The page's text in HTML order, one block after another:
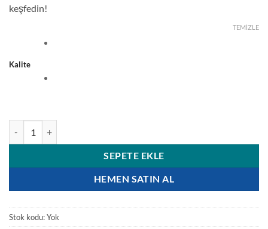
keşfedin!
Kalite
TEMIZLE
SEPETE EKLE
HEMEN SATIN AL
Stok kodu:Yok